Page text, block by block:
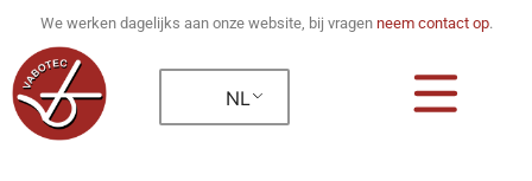
We werken dagelijks aan onze website, bij vragen neem contact op.
NL